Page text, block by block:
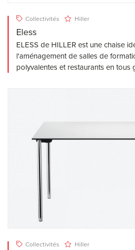
Collectivités Hiller
Eless
ELESS de HILLER est une chaise
l'aménagement de salles de
polyvalentes et restaurants en tous
Collectivités Hiller